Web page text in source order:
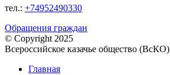
тел.: +74952490330
Обращения граждан
© Copyright 2025
Всероссийское казачье общество (ВсКО)
Главная